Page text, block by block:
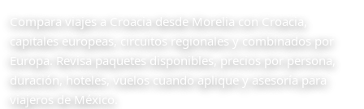
Compara viajes a Croacia desde Morelia con Croacia,
capitales europeas, circuitos regionales y combinados por
Europa. Revisa paquetes disponibles, precios por persona,
duración, hoteles, vuelos cuando aplique y asesoría para
viajeros de México.